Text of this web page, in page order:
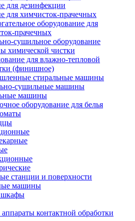
для дезинфекции
для химчисток-прачечных
оборудование для
прачечных
сушильное оборудование
химической чистки
для влажно-тепловой
(финишное)
стиральные машины
сушильные машины
машины
оборудование для белья
станции и поверхности
машины
шкафы
контактной обработки